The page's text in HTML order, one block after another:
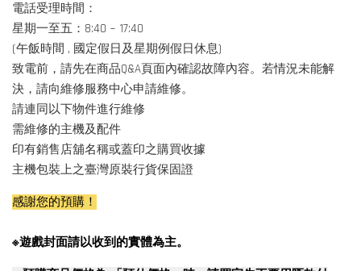
電話受理時間：
星期一至五：8:40 ~ 17:40
(午飯時間 , 國定假日及星期例假日休息)
致電前，請先在商品Q&A頁面內確認故障內容。若情況未能解
決，請向維修服務中心申請維修。
請連同以下物件進行維修
需維修的主機及配件
印有銷售店舖名稱或蓋印之購買收據
主機包裝上之臺灣原裝行貨保固證
感謝您的預購！
※遊戲封面請以收到的實體為主。